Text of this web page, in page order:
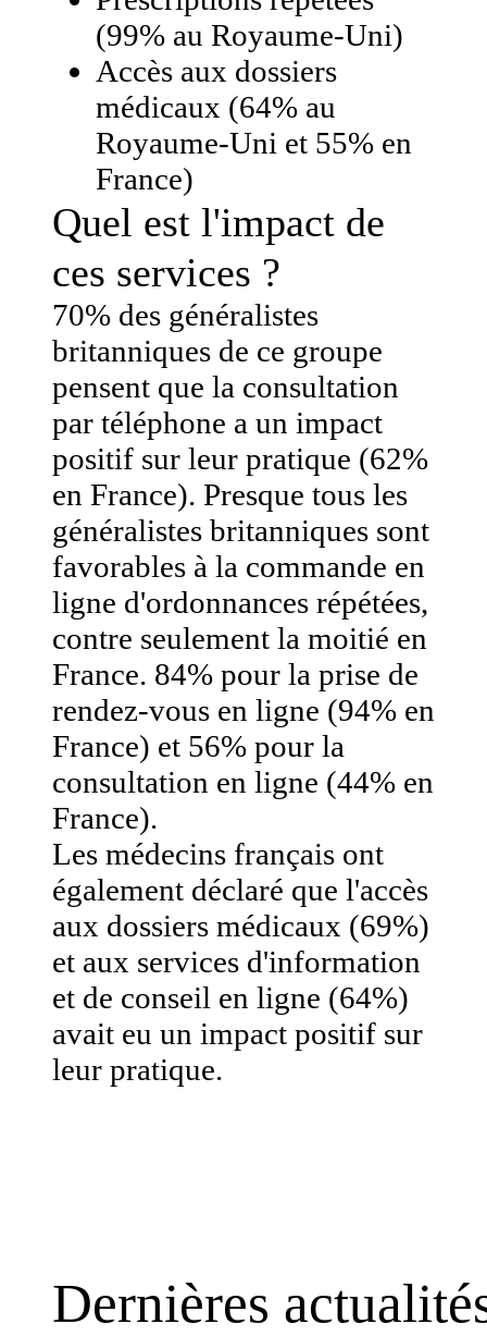
(99% au Royaume-Uni)
Accès aux dossiers
médicaux (64% au
Royaume-Uni et 55% en
France)
Quel est l'impact de
ces services ?
70% des généralistes
britanniques de ce groupe
pensent que la consultation
par téléphone a un impact
positif sur leur pratique (62%
en France). Presque tous les
généralistes britanniques sont
favorables à la commande en
ligne d'ordonnances répétées,
contre seulement la moitié en
France. 84% pour la prise de
rendez-vous en ligne (94% en
France) et 56% pour la
consultation en ligne (44% en
France).
Les médecins français ont
également déclaré que l'accès
aux dossiers médicaux (69%)
et aux services d'information
et de conseil en ligne (64%)
avait eu un impact positif sur
leur pratique.
Dernières